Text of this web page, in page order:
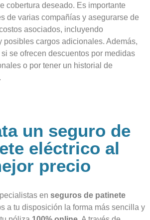
cobertura deseado. Es importante
de varias compañías y asegurarse de
asociados, incluyendo
posibles cargos adicionales. Además,
se ofrecen descuentos por medidas
o por tener un historial de
un seguro de
eléctrico al
precio
en seguros de patinete
a tu disposición la forma más sencilla y